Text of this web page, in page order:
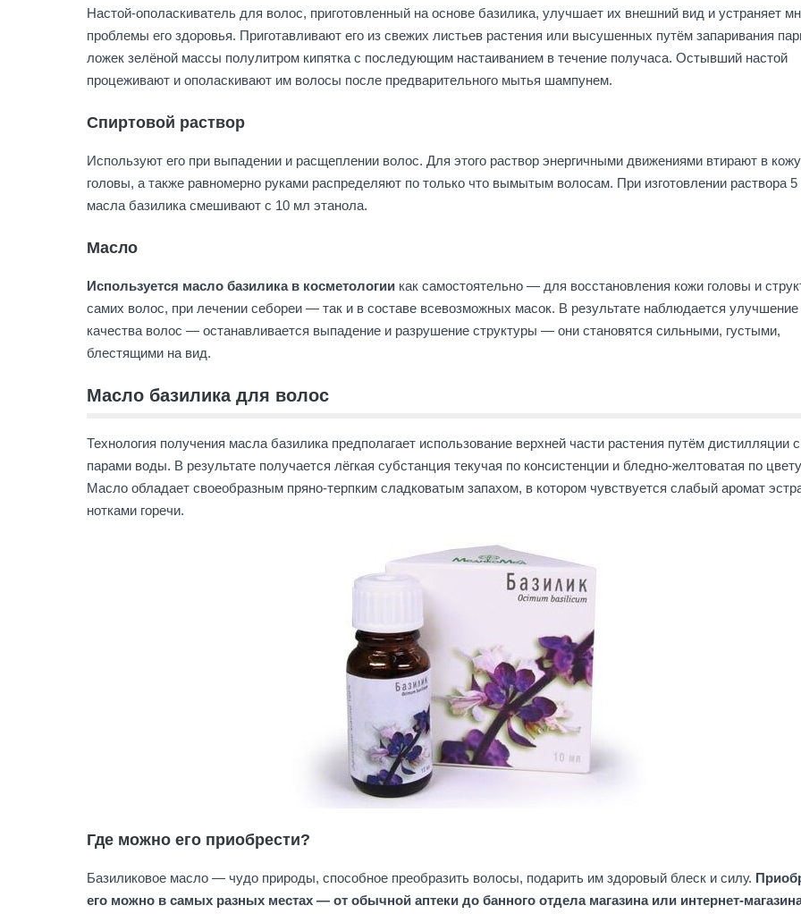
Настой-ополаскиватель для волос, приготовленный на основе базилика, улучшает их внешний вид и устраняет
проблемы его здоровья. Приготавливают его из свежих листьев растения или высушенных путём запаривания
ложек зелёной массы полулитром кипятка с последующим настаиванием в течение получаса. Остывший настой
процеживают и ополаскивают им волосы после предварительного мытья шампунем.
Спиртовой раствор
Используют его при выпадении и расщеплении волос. Для этого раствор энергичными движениями втирают в кожу
головы, а также равномерно руками распределяют по только что вымытым волосам. При изготовлении раствора 5
масла базилика смешивают с 10 мл этанола.
Масло
Используется масло базилика в косметологии как самостоятельно — для восстановления кожи головы и
самих волос, при лечении себореи — так и в составе всевозможных масок. В результате наблюдается улучшение
качества волос — останавливается выпадение и разрушение структуры — они становятся сильными, густыми,
блестящими на вид.
Масло базилика для волос
Технология получения масла базилика предполагает использование верхней части растения путём дистилляции с
парами воды. В результате получается лёгкая субстанция текучая по консистенции и бледно-желтоватая по
Масло обладает своеобразным пряно-терпким сладковатым запахом, в котором чувствуется слабый аромат
нотками горечи.
Где можно его приобрести?
Базиликовое масло — чудо природы, способное преобразить волосы, подарить им здоровый блеск и силу.
его можно в самых разных местах — от обычной аптеки до банного отдела магазина или интернет-